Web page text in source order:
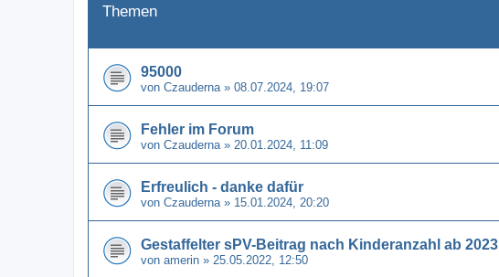
Themen
95000
von Czauderna » 08.07.2024, 19:07
Fehler im Forum
von Czauderna » 20.01.2024, 11:09
Erfreulich - danke dafür
von Czauderna » 15.01.2024, 20:20
Gestaffelter sPV-Beitrag nach Kinderanzahl ab 2023
von amerin » 25.05.2022, 12:50